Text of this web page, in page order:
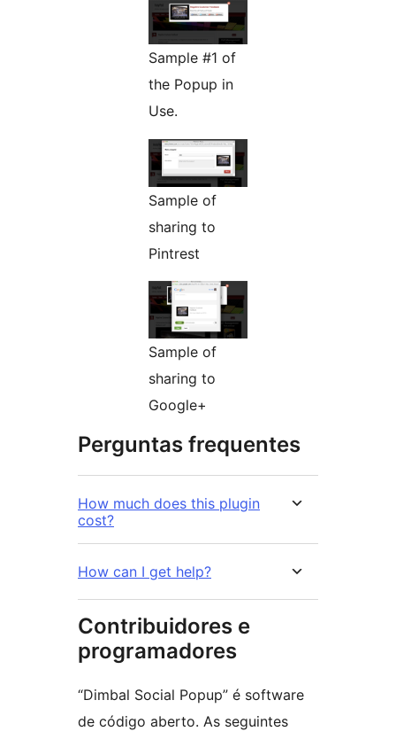
Sample #1 of
the Popup in
Use.
Sample of
sharing to
Pintrest
Sample of
sharing to
Google+
Perguntas frequentes
How much does this plugin
cost?
How can I get help?
Contribuidores e
programadores
“Dimbal Social Popup” é software
de código aberto. As seguintes